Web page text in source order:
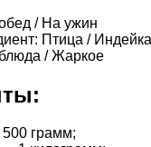
/ На ужин
Птица / Индейка
/ Жаркое
грамм;